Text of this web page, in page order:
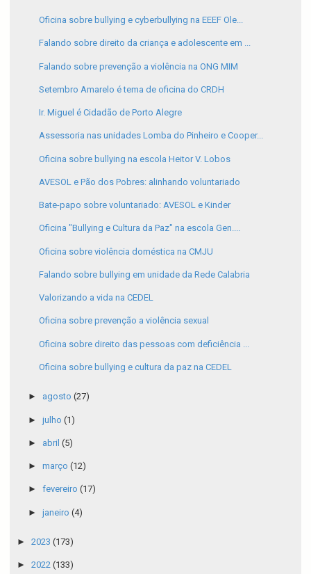
Oficina sobre bullying e cyberbullying na EEEF Ole...
Falando sobre direito da criança e adolescente em ...
Falando sobre prevenção a violência na ONG MIM
Setembro Amarelo é tema de oficina do CRDH
Ir. Miguel é Cidadão de Porto Alegre
Assessoria nas unidades Lomba do Pinheiro e Cooper...
Oficina sobre bullying na escola Heitor V. Lobos
AVESOL e Pão dos Pobres: alinhando voluntariado
Bate-papo sobre voluntariado: AVESOL e Kinder
Oficina "Bullying e Cultura da Paz" na escola Gen....
Oficina sobre violência doméstica na CMJU
Falando sobre bullying em unidade da Rede Calabria
Valorizando a vida na CEDEL
Oficina sobre prevenção a violência sexual
Oficina sobre direito das pessoas com deficiência ...
Oficina sobre bullying e cultura da paz na CEDEL
► agosto (27)
► julho (1)
► abril (5)
► março (12)
► fevereiro (17)
► janeiro (4)
► 2023 (173)
► 2022 (133)